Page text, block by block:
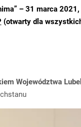
– 31 marca
(otwarty dla
Województwa